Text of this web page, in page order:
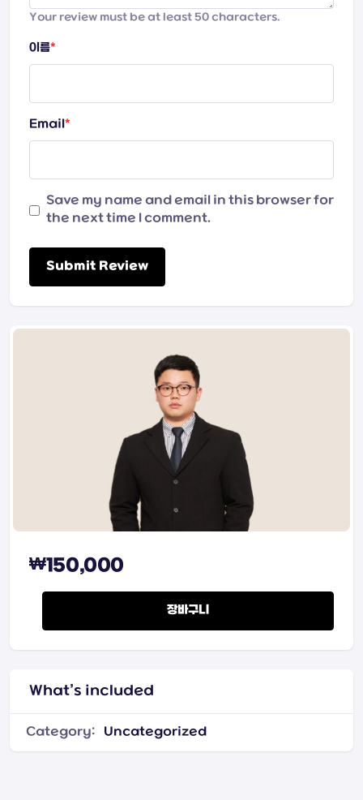
Your review must be at least 50 characters.
이름*
Email*
Save my name and email in this browser for
the next time I comment.
Submit Review
₩150,000
피보나치 quantity
장바구니
What’s included
Category: Uncategorized